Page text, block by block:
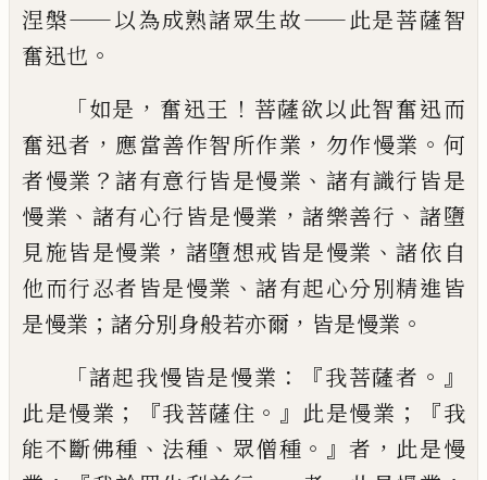
涅槃——以為成熟諸眾生故——此是菩薩智
奮迅也 。
「如是 ， 奮迅王 ！ 菩薩欲以此智奮迅而
奮迅者 ， 應當善作智所作業 ， 勿作慢業 。 何
者慢業 ？諸有意行皆是慢業 、 諸有識行皆是
慢業 、 諸有心行皆是慢業 ，諸樂善行 、諸墮
見施皆是慢業 ， 諸墮想戒皆是慢業 、諸依自
他而行忍者皆是慢業 、諸有起心分別精進皆
是慢業 ； 諸分別身般若亦爾 ， 皆是慢業 。
「諸起我慢皆是慢業 ：『我菩薩者 。』
此是慢業 ；『我菩薩住 。』 此是慢業 ；『我
能不斷佛種 、 法種 、 眾僧種 。』者 ， 此是慢